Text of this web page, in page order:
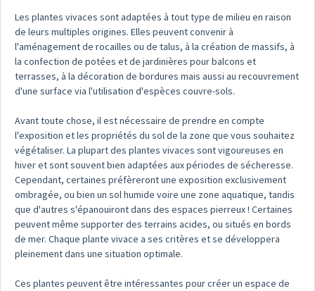
Les plantes vivaces sont adaptées à tout type de milieu en raison
de leurs multiples origines. Elles peuvent convenir à
l'aménagement de rocailles ou de talus, à la création de massifs, à
la confection de potées et de jardinières pour balcons et
terrasses, à la décoration de bordures mais aussi au recouvrement
d'une surface via l'utilisation d'espèces couvre-sols.
Avant toute chose, il est nécessaire de prendre en compte
l'exposition et les propriétés du sol de la zone que vous souhaitez
végétaliser. La plupart des plantes vivaces sont vigoureuses en
hiver et sont souvent bien adaptées aux périodes de sécheresse.
Cependant, certaines préfèreront une exposition exclusivement
ombragée, ou bien un sol humide voire une zone aquatique, tandis
que d'autres s'épanouiront dans des espaces pierreux ! Certaines
peuvent même supporter des terrains acides, ou situés en bords
de mer. Chaque plante vivace a ses critères et se développera
pleinement dans une situation optimale.
Ces plantes peuvent être intéressantes pour créer un espace de